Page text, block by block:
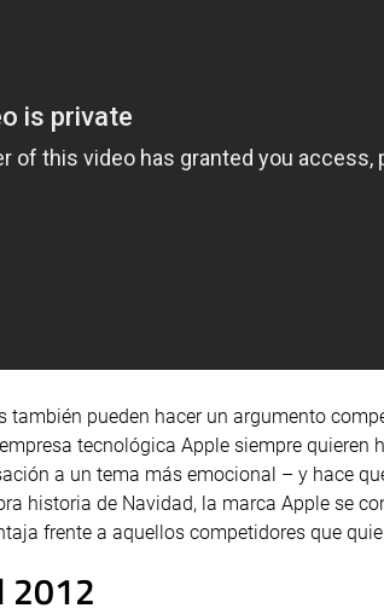
también pueden hacer un argumento
tecnológica Apple siempre
a un tema más emocional – y hace
historia de Navidad, la marca Apple se
frente a aquellos competidores que
2012